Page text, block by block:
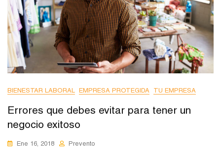
BIENESTAR LABORAL EMPRESA PROTEGIDA TU EMPRESA
Errores que debes evitar para tener un
negocio exitoso
Ene 16, 2018 Prevento